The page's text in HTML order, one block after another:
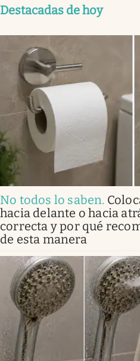
Destacadas de hoy
No todos lo saben.
hacia delante o hacia
correcta y por qué
de esta manera